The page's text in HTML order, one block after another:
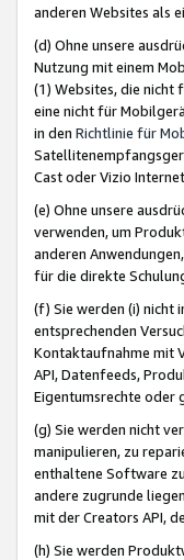
anderen Websites als
(d) Ohne unsere
Nutzung mit einem
(1) Websites, die nicht
eine nicht für
in den Richtlinie für
Cast oder Vizio
(e) Ohne unsere
verwenden, um
anderen
für die direkte
(f) Sie werden (i) nicht
entsprechenden
Kontaktaufnahme mit
API, Datenfeeds,
Eigentumsrechte oder
(g) Sie werden nicht
manipulieren, zu
enthaltene Software
andere zugrunde
mit der Creators API,
(h) Sie werden